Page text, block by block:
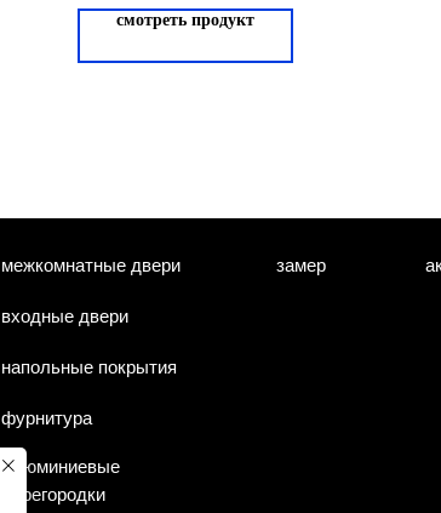
смотреть продукт
напольные покрытия
межкомнатные двери
входные двери
фурнитура
замер
алюминиевые
перегородки